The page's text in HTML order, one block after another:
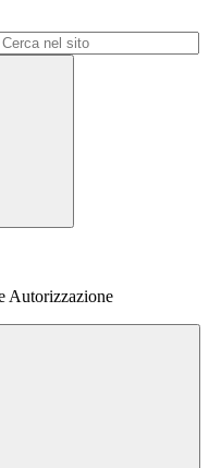
Autorizzazione